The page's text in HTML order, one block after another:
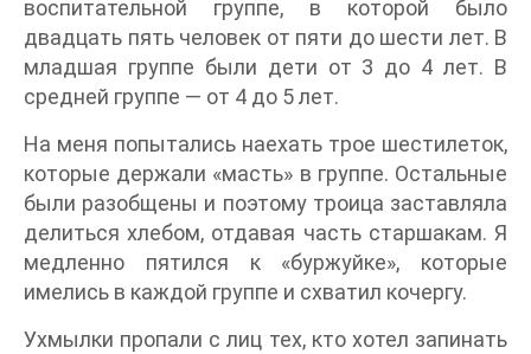
воспитательной группе, в которой было
двадцать пять человек от пяти до шести лет. В
младшая группе были дети от 3 до 4 лет. В
средней группе — от 4 до 5 лет.
На меня попытались наехать трое шестилеток,
которые держали «масть» в группе. Остальные
были разобщены и поэтому троица заставляла
делиться хлебом, отдавая часть старшакам. Я
медленно пятился к «буржуйке», которые
имелись в каждой группе и схватил кочергу.
Ухмылки пропали с лиц тех, кто хотел запинать